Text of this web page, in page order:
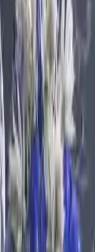
kullanıma uygun
sırasında
çekmiştir.
Bu durum,
sıkıntılara
bulunmuş, bazı
kırık olması,